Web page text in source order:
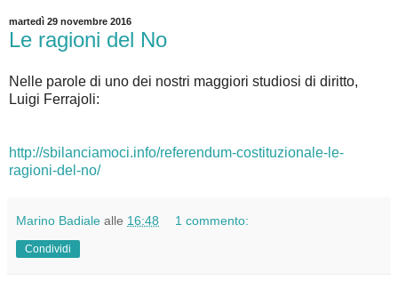
martedì 29 novembre 2016
Le ragioni del No
Nelle parole di uno dei nostri maggiori studiosi di diritto,
Luigi Ferrajoli:
http://sbilanciamoci.info/referendum-costituzionale-le-
ragioni-del-no/
Marino Badiale alle 16:48 1 commento:
Condividi